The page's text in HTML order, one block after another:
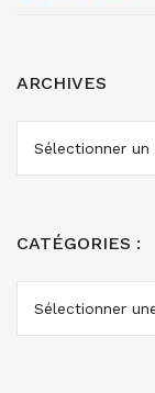
ARCHIVES
CATÉGORIES :